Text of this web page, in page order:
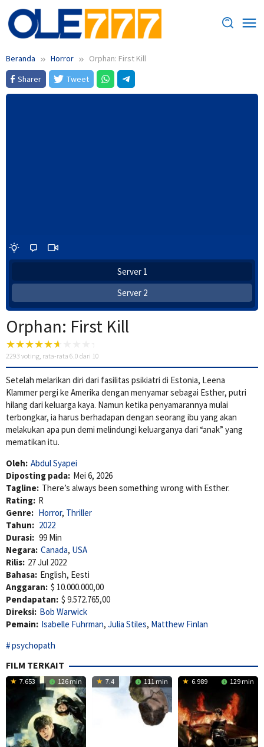
Loncat
ke
konten
Beranda Horror
Orphan: First Kill
Sharer
Tweet
Server 1
Server 2
Orphan: First Kill
2293 voting, rata-rata 6.0 dari 10
Setelah melarikan diri dari fasilitas psikiatri di Estonia, Leena
Klammer pergi ke Amerika dengan menyamar sebagai Esther, putri
hilang dari keluarga kaya. Namun ketika penyamarannya mulai
terbongkar, ia harus berhadapan dengan seorang ibu yang akan
melakukan apa pun demi melindungi keluarganya dari “anak” yang
mematikan itu.
Oleh: Abdul Syapei
Diposting pada: Mei 6, 2026
Tagline: There’s always been something wrong with Esther.
Rating: R
Genre: Horror, Thriller
Tahun: 2022
Durasi: 99 Min
Negara: Canada, USA
Rilis: 27 Jul 2022
Bahasa: English, Eesti
Anggaran: $ 10.000.000,00
Pendapatan: $ 9.572.765,00
Direksi: Bob Warwick
Pemain: Isabelle Fuhrman, Julia Stiles, Matthew Finlan
psychopath
FILM TERKAIT
7.653 126 min 7.4 111 min 6.989 129 min